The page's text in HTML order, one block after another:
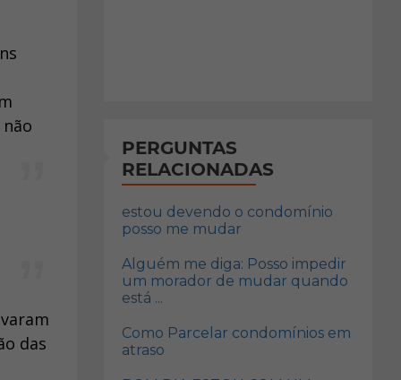
das
PERGUNTAS
RELACIONADAS
estou devendo o condomínio
posso me mudar
Alguém me diga: Posso impedir
um morador de mudar quando
está ...
Como Parcelar condomínios em
atraso